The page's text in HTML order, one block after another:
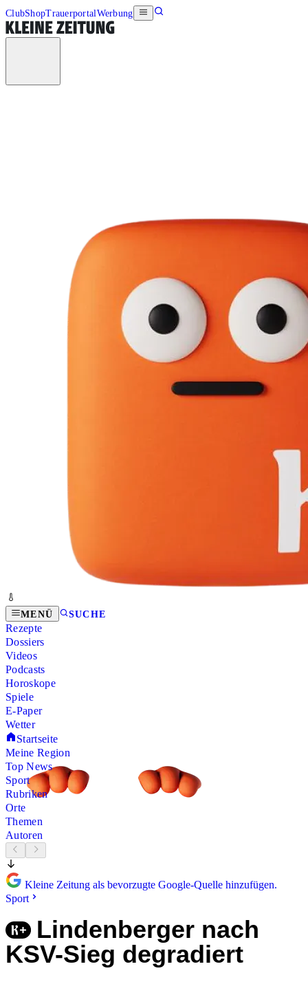
ClubShopTrauerportalWerbung
MENÜ SUCHE
Rezepte
Dossiers
Videos
Podcasts
Horoskope
Spiele
E-Paper
Wetter
Startseite
Meine Region
Top News
Sport
Rubriken
Orte
Themen
Autoren
Kleine Zeitung als bevorzugte Google-Quelle hinzufügen.
Sport
Lindenberger nach
KSV-Sieg degradiert